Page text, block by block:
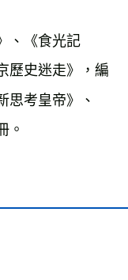
、《食光記
歷史迷走》，編
思考皇帝》、
。